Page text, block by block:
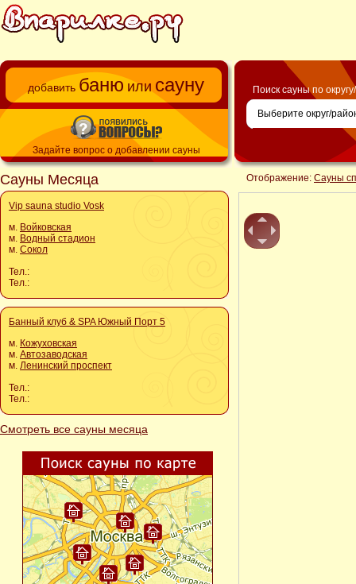
добавить баню или сауну
Задайте вопрос о добавлении сауны
Сауны Месяца
Vip sauna studio Vosk
м. Войковская
м. Водный стадион
м. Сокол
Тел.:
Тел.:
Банный клуб & SPA Южный Порт 5
м. Кожуховская
м. Автозаводская
м. Ленинский проспект
Тел.:
Тел.:
Смотреть все сауны месяца
Поиск сауны по
Отображение: Сауны